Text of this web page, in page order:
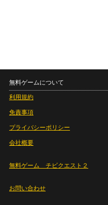
無料ゲームについて
利用規約
免責事項
プライバシーポリシー
会社概要
無料ゲーム チビクエスト２
お問い合わせ